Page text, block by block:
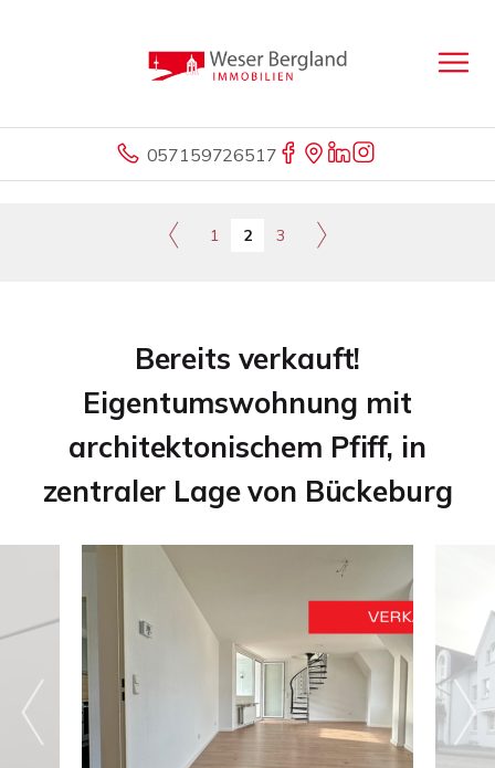
057159726517
1 2 3
Bereits verkauft!
Eigentumswohnung mit
architektonischem Pfiff, in
zentraler Lage von Bückeburg